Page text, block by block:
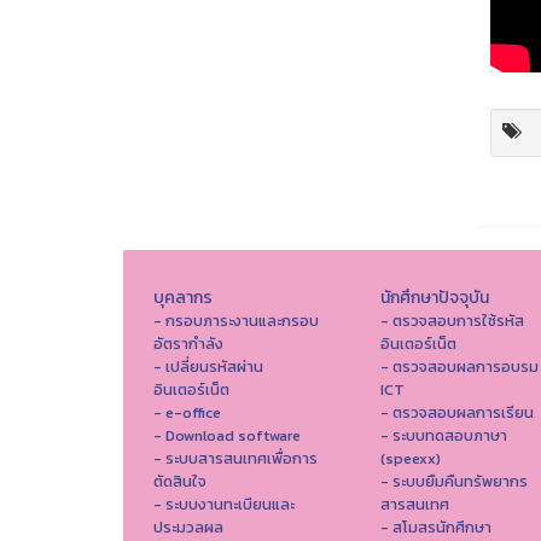
บุคลากร
- กรอบภาระงานและกรอบ
อัตรากำลัง
- เปลี่ยนรหัสผ่าน
อินเตอร์เน็ต
- e-office
- Download software
- ระบบสารสนเทศเพื่อการ
ตัดสินใจ
- ระบบงานทะเบียนและ
ประมวลผล
นักศึกษาปัจจุบัน
- ตรวจสอบการใช้รหัส
อินเตอร์เน็ต
- ตรวจสอบผลการอบรม
ICT
- ตรวจสอบผลการเรียน
- ระบบทดสอบภาษา
(speexx)
- ระบบยืมคืนทรัพยากร
สารสนเทศ
- สโมสรนักศึกษา